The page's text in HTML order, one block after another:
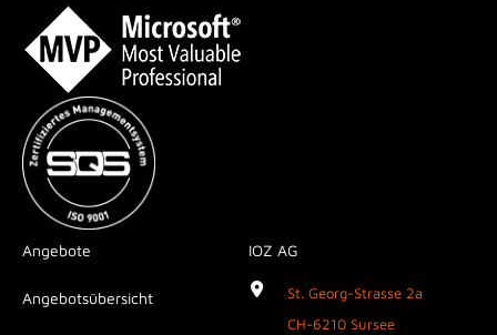
Angebote
Angebotsübersicht
IOZ AG
St. Georg-Strasse 2a
CH-6210 Sursee